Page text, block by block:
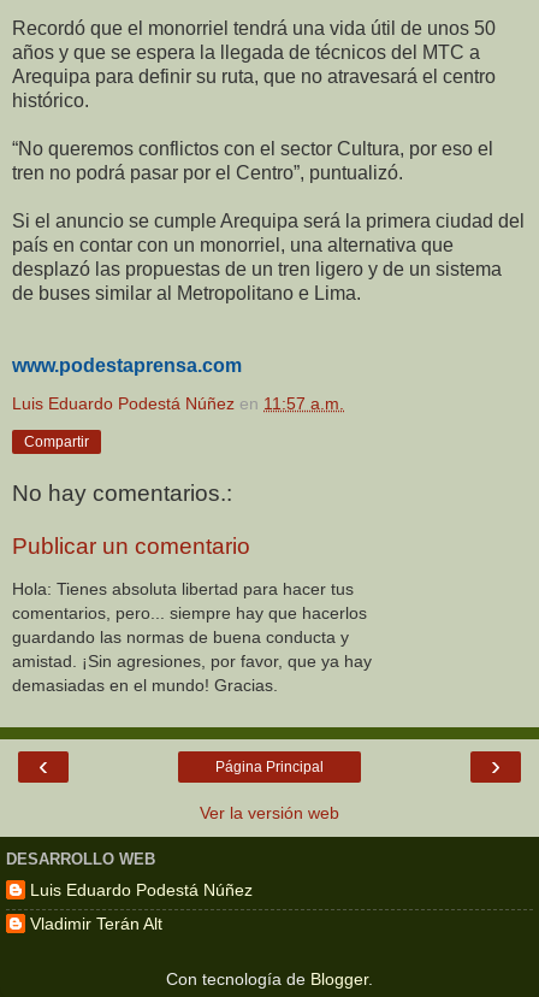
Recordó que el monorriel tendrá una vida útil de unos 50
años y que se espera la llegada de técnicos del MTC a
Arequipa para definir su ruta, que no atravesará el centro
histórico.
“No queremos conflictos con el sector Cultura, por eso el
tren no podrá pasar por el Centro”, puntualizó.
Si el anuncio se cumple Arequipa será la primera ciudad del
país en contar con un monorriel, una alternativa que
desplazó las propuestas de un tren ligero y de un sistema
de buses similar al Metropolitano e Lima.
www.podestaprensa.com
Luis Eduardo Podestá Núñez en 11:57 a.m.
Compartir
No hay comentarios.:
Publicar un comentario
Hola: Tienes absoluta libertad para hacer tus
comentarios, pero... siempre hay que hacerlos
guardando las normas de buena conducta y
amistad. ¡Sin agresiones, por favor, que ya hay
demasiadas en el mundo! Gracias.
‹ ›
Página Principal
Ver la versión web
DESARROLLO WEB
Luis Eduardo Podestá Núñez
Vladimir Terán Alt
Con tecnología de Blogger.